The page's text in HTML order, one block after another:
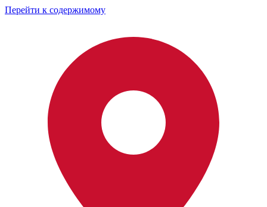
Перейти к содержимому